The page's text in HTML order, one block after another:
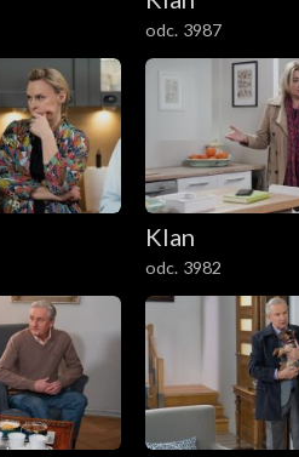
odc. 3987
Klan
odc. 3982